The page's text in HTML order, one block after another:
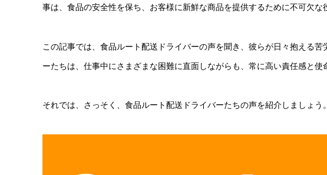
事は、食品の安全性を保ち、お客様に新鮮な商品を提供するために不可欠な
この記事では、食品ルート配送ドライバーの声を聞き、彼らが日々抱える
ーたちは、仕事中にさまざまな困難に直面しながらも、常に高い責任感と使
それでは、さっそく、食品ルート配送ドライバーたちの声を紹介しましょう。